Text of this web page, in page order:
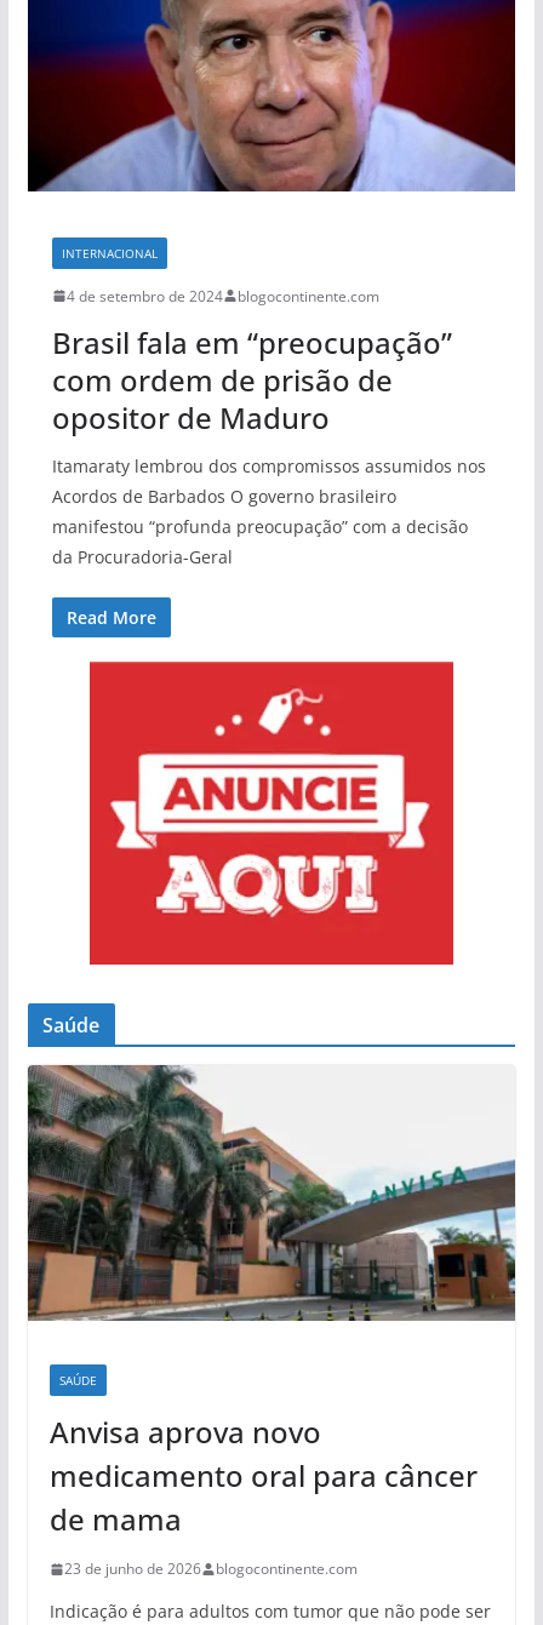
INTERNACIONAL
4 de setembro de 2024 blogocontinente.com
Brasil fala em “preocupação”
com ordem de prisão de
opositor de Maduro
Itamaraty lembrou dos compromissos assumidos nos
Acordos de Barbados O governo brasileiro
manifestou “profunda preocupação” com a decisão
da Procuradoria-Geral
Read More
Saúde
SAÚDE
Anvisa aprova novo
medicamento oral para câncer
de mama
23 de junho de 2026 blogocontinente.com
Indicação é para adultos com tumor que não pode ser